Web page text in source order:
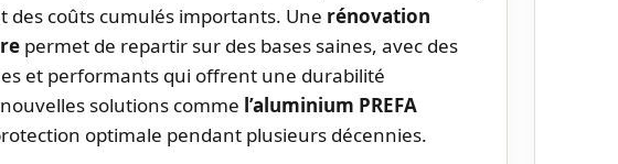
des coûts cumulés importants. Une rénovation
permet de repartir sur des bases saines, avec des
et performants qui offrent une durabilité
solutions comme l’aluminium PREFA
optimale pendant plusieurs décennies.